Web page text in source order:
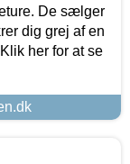
De sælger
dig grej af en
her for at se